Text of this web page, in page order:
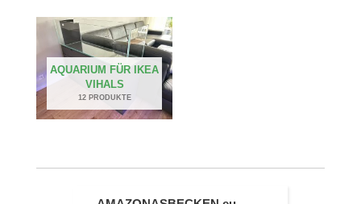
AQUARIUM FÜR IKEA
VIHALS
12 PRODUKTE